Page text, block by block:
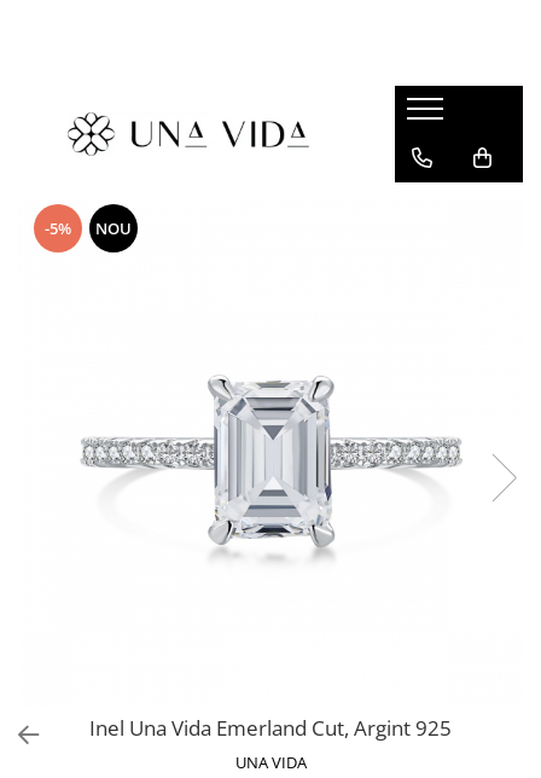
Cadouri pentru EA
CADOURI sub 150 lei - EA
CADOURI sub 150 lei - EL
-5% NOU
Inel Una Vida Emerland Cut, Argint 925
UNA VIDA